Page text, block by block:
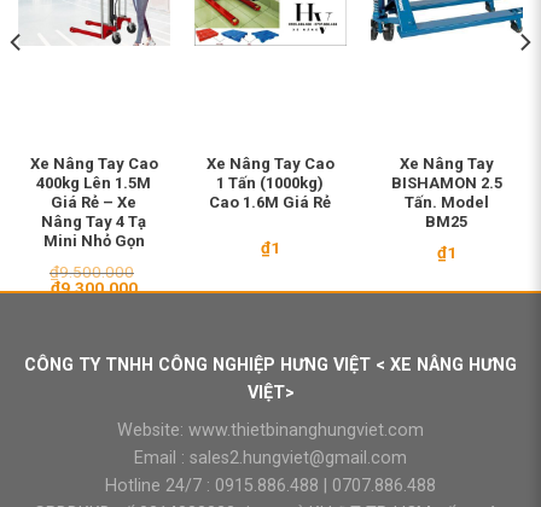
Xe Nâng Tay Cao
400kg Lên 1.5M
Giá Rẻ – Xe
Nâng Tay 4 Tạ
Mini Nhỏ Gọn
₫9.500.000
Giá
₫9.300.000Giá
₫9.300.000.
Xe Nâng Tay Cao
1 Tấn (1000kg)
Cao 1.6M Giá Rẻ
₫1
Xe Nâng Tay
BISHAMON 2.5
Tấn. Model
BM25
₫1
CÔNG TY TNHH CÔNG NGHIỆP HƯNG VIỆT < XE NÂNG HƯNG
VIỆT>
Website: www.thietbinanghungviet.com
Email : sales2.hungviet@gmail.com
Hotline 24/7 : 0915.886.488
0707.886.488